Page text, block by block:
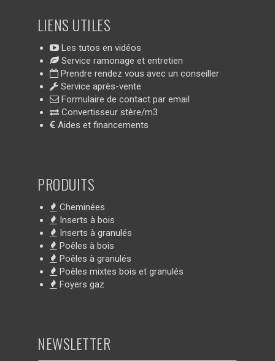
LIENS UTILES
Les tutos en vidéos
Service ramonage et entretien
Prendre rendez vous avec un conseiller
Service après-vente
Formulaire de contact par email
Convertisseur stère/m3
Aides et financements
PRODUITS
Cheminées
Inserts à bois
Inserts à granulés
Poêles à bois
Poêles à granulés
Poêles mixtes bois et granulés
Foyers gaz
NEWSLETTER